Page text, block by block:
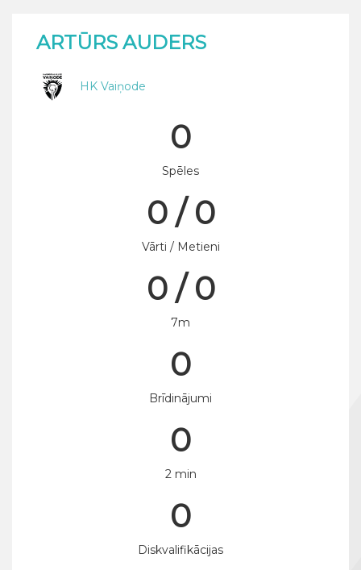
ARTŪRS AUDERS
HK Vaiņode
0
Spēles
0 / 0
Vārti / Metieni
0 / 0
7m
0
Brīdinājumi
0
2 min
0
Diskvalifikācijas